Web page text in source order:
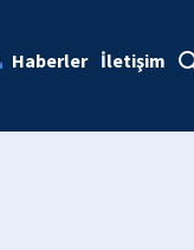
Haberler İletişim